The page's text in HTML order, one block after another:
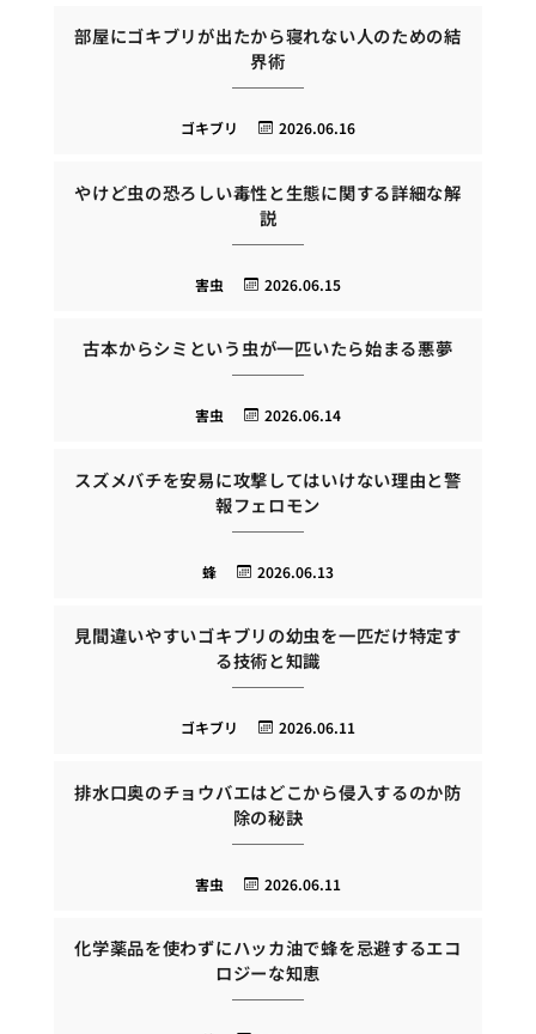
部屋にゴキブリが出たから寝れない人のための結
界術
2026.06.16
ゴキブリ
やけど虫の恐ろしい毒性と生態に関する詳細な解
説
2026.06.15
害虫
古本からシミという虫が一匹いたら始まる悪夢
2026.06.14
害虫
スズメバチを安易に攻撃してはいけない理由と警
報フェロモン
2026.06.13
蜂
見間違いやすいゴキブリの幼虫を一匹だけ特定す
る技術と知識
2026.06.11
ゴキブリ
排水口奥のチョウバエはどこから侵入するのか防
除の秘訣
2026.06.11
害虫
化学薬品を使わずにハッカ油で蜂を忌避するエコ
ロジーな知恵